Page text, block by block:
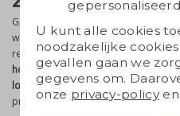
Greengiving heeft heel wat
werken. Ideaal voor op reis en
rekenmachines en zaklampen zijn
hoge kwaliteit. Laat de solar
logo
en ze zijn perfect in te
promotieartikel!
U kunt alle cookies
noodzakelijke
gevallen gaan we
gegevens om.
onze privacy-policyen